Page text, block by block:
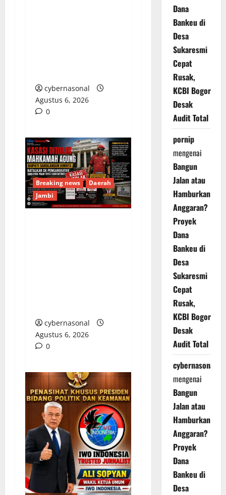
cybernasonal
Agustus 6, 2026
0
Breaking news
Daerah
Jambi
cybernasonal
Agustus 6, 2026
0
Dana
Bankeu di
Desa
Sukaresmi
Cepat
Rusak,
KCBI Bogor
Desak
Audit Total
pornip
mengenai
Bangun
Jalan atau
Hamburkan
Anggaran?
Proyek
Dana
Bankeu di
Desa
Sukaresmi
Cepat
Rusak,
KCBI Bogor
Desak
Audit Total
cybernasonal
mengenai
Bangun
Jalan atau
Hamburkan
Anggaran?
Proyek
Dana
Bankeu di
Desa